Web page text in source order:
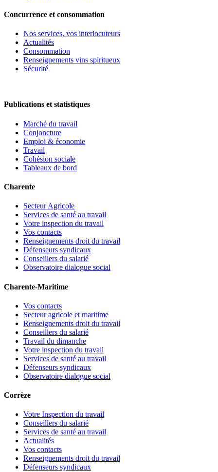
Concurrence et consommation
Nos services, vos interlocuteurs
Actualités
Consommation
Renseignements vins spiritueux
Sécurité
Publications et statistiques
Marché du travail
Conjoncture
Emploi & économie
Travail
Cohésion sociale
Tableaux de bord
Charente
Secteur Agricole
Services de santé au travail
Votre inspection du travail
Vos contacts
Renseignements droit du travail
Défenseurs syndicaux
Conseillers du salarié
Observatoire dialogue social
Charente-Maritime
Vos contacts
Secteur agricole et maritime
Renseignements droit du travail
Conseillers du salarié
Travail du dimanche
Votre inspection du travail
Services de santé au travail
Défenseurs syndicaux
Observatoire dialogue social
Corrèze
Votre Inspection du travail
Conseillers du salarié
Services de santé au travail
Actualités
Vos contacts
Renseignements droit du travail
Défenseurs syndicaux